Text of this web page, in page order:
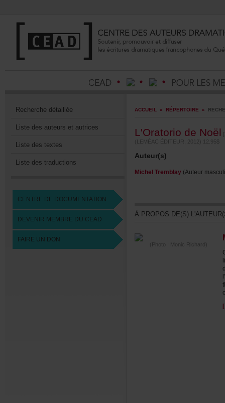
Recherchedétaillée
Listedesauteursetautrices
Listedestextes
Listedestraductions
CENTREDEDOCUMENTATION
DEVENIRMEMBREDUCEAD
FAIREUNDON
ACCUEIL » RÉPERTOIRE »
L'OratoriodeNoël
(LEMÉACÉDITEUR,2012)12.95$
Auteur(s)
MichelTremblay
(Photo:MonicRichard)